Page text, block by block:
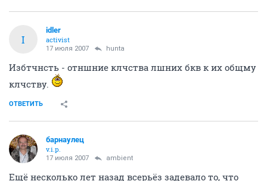
I
idler
activist
17 июля 2007 hunta
Избтчнсть - отншние клчства лшних бкв к их общму
клчству.
ОТВЕТИТЬ
барнаулец
v.i.p.
17 июля 2007 ambient
Ещё несколько лет назад всерьёз задевало то, что